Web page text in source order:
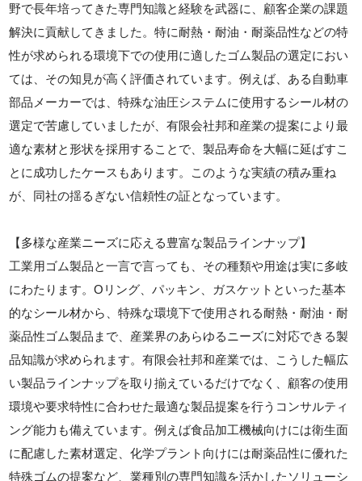
野で長年培ってきた専門知識と経験を武器に、顧客企業の課題
解決に貢献してきました。特に耐熱・耐油・耐薬品性などの特
性が求められる環境下での使用に適したゴム製品の選定におい
ては、その知見が高く評価されています。例えば、ある自動車
部品メーカーでは、特殊な油圧システムに使用するシール材の
選定で苦慮していましたが、有限会社邦和産業の提案により最
適な素材と形状を採用することで、製品寿命を大幅に延ばすこ
とに成功したケースもあります。このような実績の積み重ね
が、同社の揺るぎない信頼性の証となっています。
【多様な産業ニーズに応える豊富な製品ラインナップ】
工業用ゴム製品と一言で言っても、その種類や用途は実に多岐
にわたります。Oリング、パッキン、ガスケットといった基本
的なシール材から、特殊な環境下で使用される耐熱・耐油・耐
薬品性ゴム製品まで、産業界のあらゆるニーズに対応できる製
品知識が求められます。有限会社邦和産業では、こうした幅広
い製品ラインナップを取り揃えているだけでなく、顧客の使用
環境や要求特性に合わせた最適な製品提案を行うコンサルティ
ング能力も備えています。例えば食品加工機械向けには衛生面
に配慮した素材選定、化学プラント向けには耐薬品性に優れた
特殊ゴムの提案など、業種別の専門知識を活かしたソリューシ